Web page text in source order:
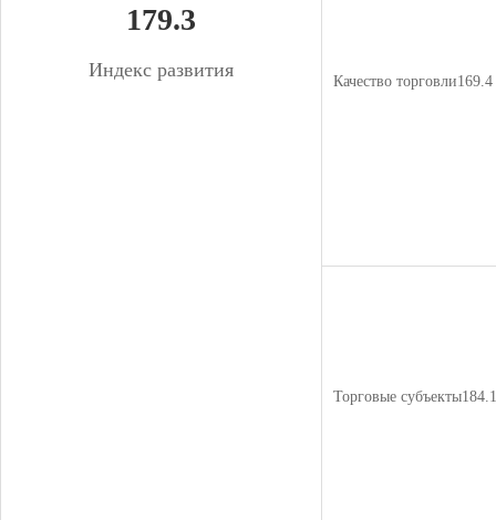
179.3
Индекс развития
Качество торговли169.4
Торговые субъекты184.1